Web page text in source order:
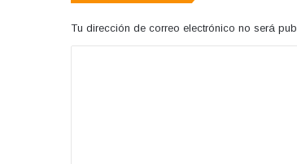
Tu dirección de correo electrónico no será